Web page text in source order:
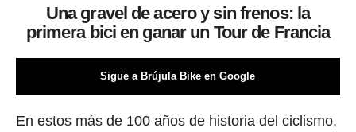
Una gravel de acero y sin frenos: la
primera bici en ganar un Tour de Francia
Sigue a Brújula Bike en Google
En estos más de 100 años de historia del ciclismo,